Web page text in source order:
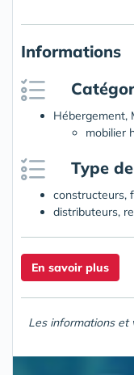
Informations
Hébergement,
mobilier
Type
constructeurs,
distributeurs,
En savoir plus
Les informations et